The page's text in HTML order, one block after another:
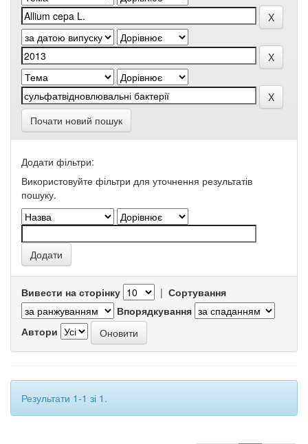
Почати новий пошук
Додати фільтри:
Використовуйте фільтри для уточнення результатів
пошуку.
Вивести на сторінку | Сортування
Впорядкування
Автори
Результати 1-1 зі 1.